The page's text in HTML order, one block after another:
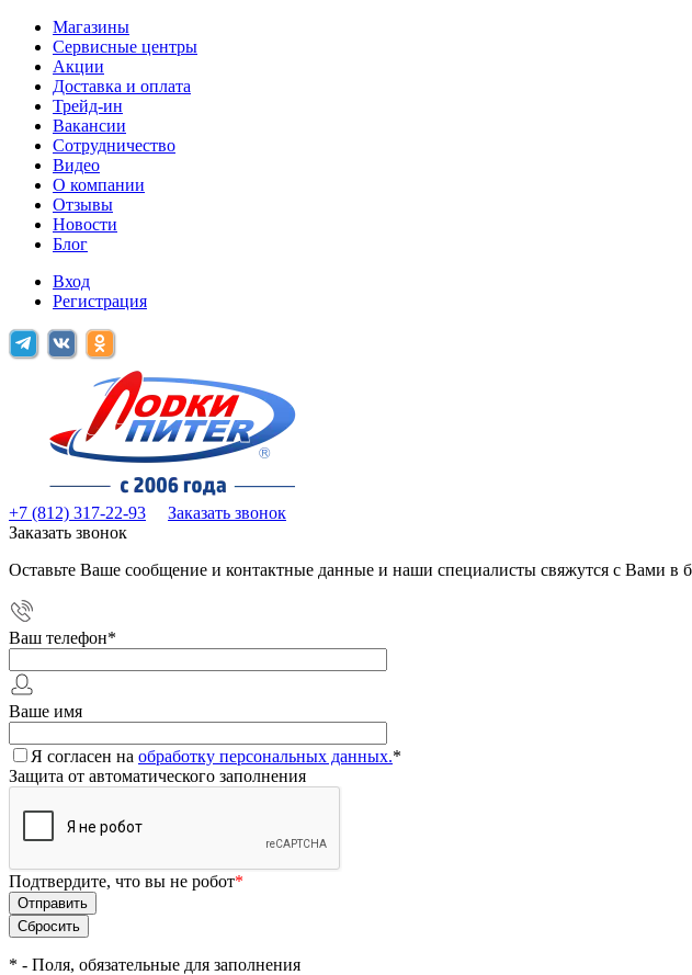
Магазины
Сервисные центры
Акции
Доставка и оплата
Трейд-ин
Вакансии
Сотрудничество
Видео
О компании
Отзывы
Новости
Блог
Вход
Регистрация
+7 (812) 317-22-93
Заказать звонок
Заказать звонок
Оставьте Ваше сообщение и контактные данные и наши специалисты свяжутся с Вами в
Ваш телефон*
Ваше имя
Я согласен на обработку персональных данных.*
Защита от автоматического заполнения
Подтвердите, что вы не робот*
* - Поля, обязательные для заполнения